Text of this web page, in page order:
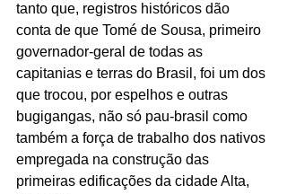
tanto que, registros históricos dão
conta de que Tomé de Sousa, primeiro
governador-geral de todas as
capitanias e terras do Brasil, foi um dos
que trocou, por espelhos e outras
bugigangas, não só pau-brasil como
também a força de trabalho dos nativos
empregada na construção das
primeiras edificações da cidade Alta,